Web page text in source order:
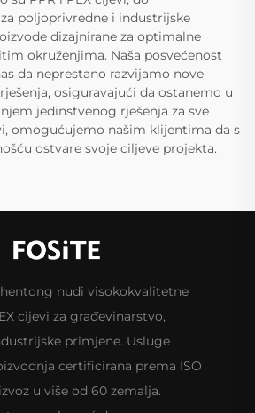
poljoprivredne i industrijske
dizajnirane za optimalne
okruženjima. Naša posvećenost
da neprestano razvijamo nove
osiguravajući da ostanemo u
jedinstvenog rješenja za sve
omogućujemo našim klijentima da s
ostvare svoje ciljeve projekta.
nudi visokokvalitetne
cijevi za građevinarstvo,
primjene. Usluge
certificirana prema ISO
u više od 60 zemalja.